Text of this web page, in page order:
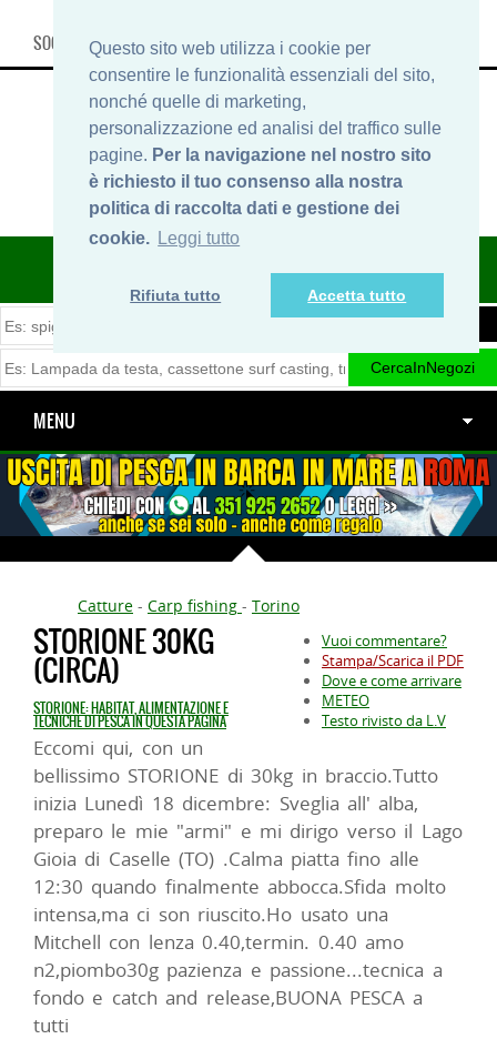
Questo sito web utilizza i cookie per
consentire le funzionalità essenziali del sito,
nonché quelle di marketing,
personalizzazione ed analisi del traffico sulle
pagine. Per la navigazione nel nostro sito
è richiesto il tuo consenso alla nostra
politica di raccolta dati e gestione dei
cookie. Leggi tutto
Rifiuta tutto Accetta tutto
SOCIAL, INFO & SHOP
ITINERARIDIPESCA.IT
MENU
Catture - Carp fishing - Torino
Vuoi commentare?
Stampa/Scarica il PDF
Dove e come arrivare
METEO
Testo rivisto da L.V
STORIONE 30KG
(CIRCA)
STORIONE: HABITAT, ALIMENTAZIONE E
TECNICHE DI PESCA IN QUESTA PAGINA
Eccomi qui, con un
bellissimo STORIONE di 30kg in braccio.Tutto
inizia Lunedì 18 dicembre: Sveglia all' alba,
preparo le mie "armi" e mi dirigo verso il Lago
Gioia di Caselle (TO) .Calma piatta fino alle
12:30 quando finalmente abbocca.Sfida molto
intensa,ma ci son riuscito.Ho usato una
Mitchell con lenza 0.40,termin. 0.40 amo
n2,piombo30g pazienza e passione...tecnica a
fondo e catch and release,BUONA PESCA a
tutti